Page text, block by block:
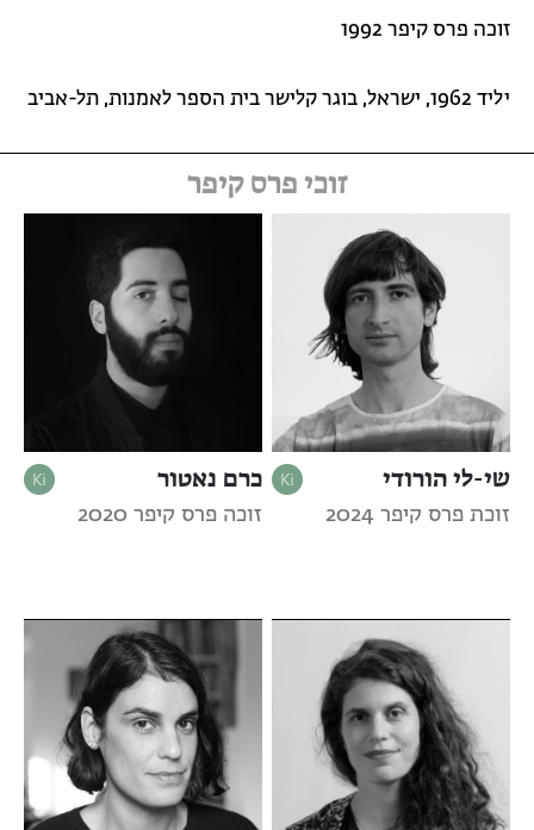
זוכה פרס קיפר 1992
יליד 1962, ישראל, בוגר קלישר בית הספר לאמנות, תל-אביב
זוכי פרס קיפר
שי-לי הורודי
זוכת פרס קיפר 2024
כרם נאטור
זוכה פרס קיפר 2020